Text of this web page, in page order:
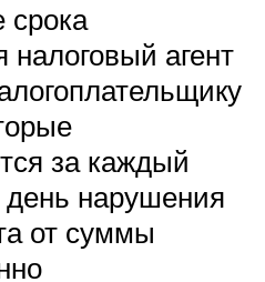
срока
налоговый агент
за каждый
нарушения
от суммы